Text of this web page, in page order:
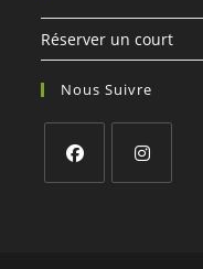
Réserver un court
Nous Suivre